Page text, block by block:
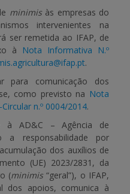
minimisàs empresas do
intervenientes na
ser remetida ao IFAP, de
à
Nota Informativa N.º
.
para comunicação dos
como previsto na Nota
Circular n.º 0004/2014.
à AD&C – Agência de
a responsabilidade por
dos auxílios de
(UE) 2023/2831, da
(minimis“geral”), o IFAP,
dos apoios, comunica à